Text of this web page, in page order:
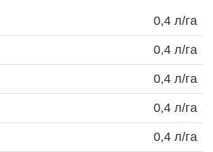
0,4 л/га
0,4 л/га
0,4 л/га
0,4 л/га
0,4 л/га